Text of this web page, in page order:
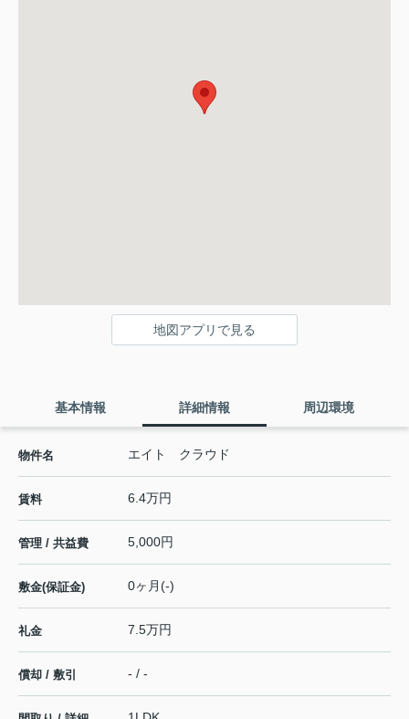
地図アプリで見る
基本情報 詳細情報 周辺環境
物件名 エイト クラウド
賃料 6.4万円
管理 / 共益費 5,000円
敷金(保証金) 0ヶ月(-)
礼金 7.5万円
償却 / 敷引 - / -